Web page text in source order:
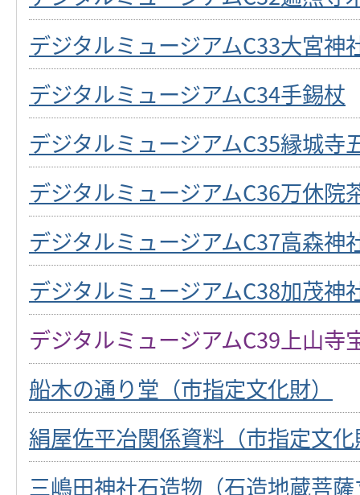
デジタルミュージアムC33大宮神
デジタルミュージアムC34手錫杖
デジタルミュージアムC35縁城寺
デジタルミュージアムC36万休院
デジタルミュージアムC37高森神
デジタルミュージアムC38加茂神
デジタルミュージアムC39上山寺
船木の通り堂（市指定文化財）
絹屋佐平冶関係資料（市指定文
三嶋田神社石造物（石造地蔵菩